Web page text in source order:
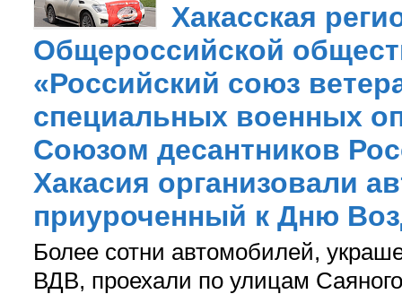
Хакасская
Общероссийской
«Российский союз
специальных военных
Союзом десантников
Хакасия организовали
приуроченный к Дню
Более сотни автомобилей,
ВДВ, проехали по улицам